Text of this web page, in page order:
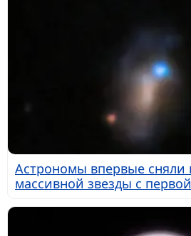
Астрономы впервые сняли
массивной звезды с